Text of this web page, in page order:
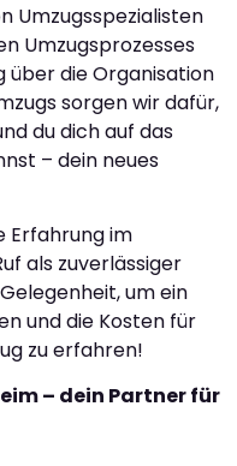
Umzugsspezialisten
Umzugsprozesses
über die Organisation
sorgen wir dafür,
du dich auf das
– dein neues
Erfahrung im
als zuverlässiger
um ein
und die Kosten für
zu erfahren!
– dein Partner für